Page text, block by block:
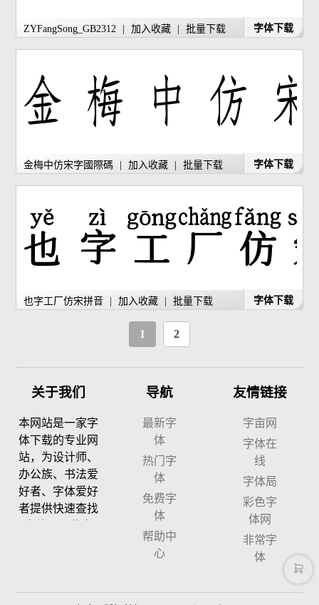
ZYFangSong_GB2312 加入收藏 批量下载 字体下载
金梅中仿宋字國際碼 加入收藏 批量下载 字体下载
也字工厂仿宋拼音 加入收藏 批量下载 字体下载
1 2
关于我们
本网站是一家字
体下载的专业网
站，为设计师、
办公族、书法爱
好者、字体爱好
者提供快速查找
导航
最新字
体
热门字
体
免费字
体
帮助中
心
友情链接
字亩网
字体在
线
字体局
彩色字
体网
非常字
体